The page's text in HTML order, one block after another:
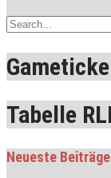
Tabelle
Neueste Beiträge